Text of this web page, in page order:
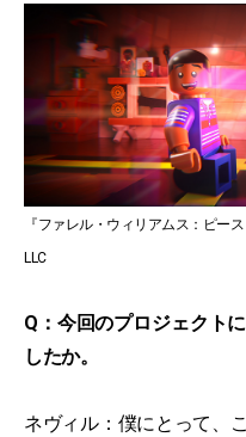
『ファレル・ウィリアムス：ピー
LLC
Q：今回のプロジェクト
したか。
ネヴィル：僕にとって、